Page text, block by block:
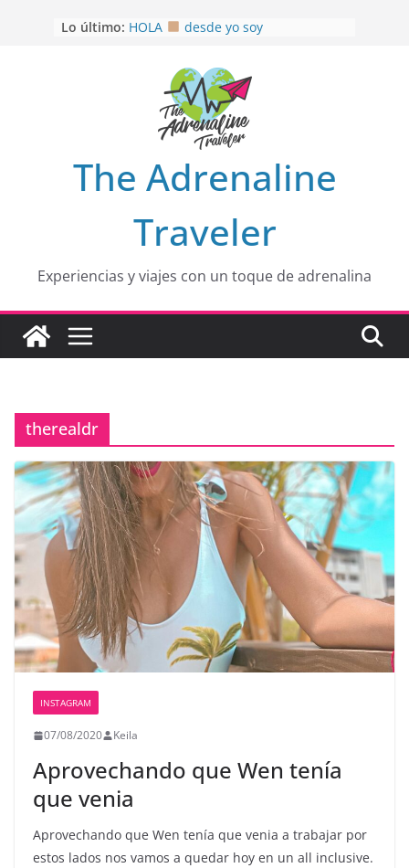
Lo último: HOLA
desde yo soy
EL SENDERO DEL CACAO: Excelente
opción
HOSPEDAJE AL NATURALSHH !!
OTRA PERSPECTIVA de RÍO EL
MULITO!
The Adrenaline
Traveler
Experiencias y viajes con un toque de adrenalina
therealdr
INSTAGRAM
07/08/2020 Keila
Aprovechando que Wen tenía
que venia
Aprovechando que Wen tenía que venia a trabajar por
estos lados nos vamos a quedar hoy en un all inclusive.